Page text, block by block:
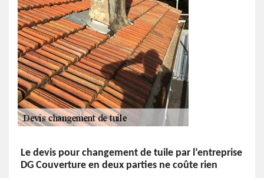
Le devis pour changement de tuile par l’entreprise
DG Couverture en deux parties ne coûte rien